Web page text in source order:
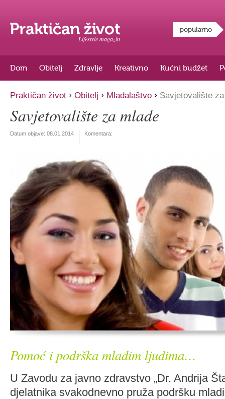
Lifestyle magazin
popularno
Dom Obitelj Zdravlje Kreativno Kućni budžet
Praktičan život › Obitelj › Mladalaštvo › Savjetovalište
Savjetovalište za mlade
Datum objave: 08.01.2014 Komentara:
Pomoć i podrška mladim ljudima…
U Zavodu za javno zdravstvo „Dr. Andrija
djelatnika svakodnevno pruža podršku